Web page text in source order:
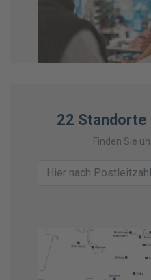
22 Standorte
Finden Sie